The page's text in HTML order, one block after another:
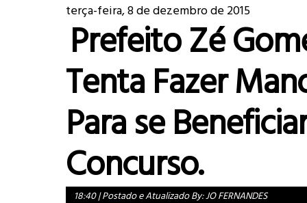
terça-feira, 8 de dezembro de 2015
Prefeito Zé
Tenta Fazer
Para se
Concurso.
18:40|Postado e Atualizado By:JO FERNANDES